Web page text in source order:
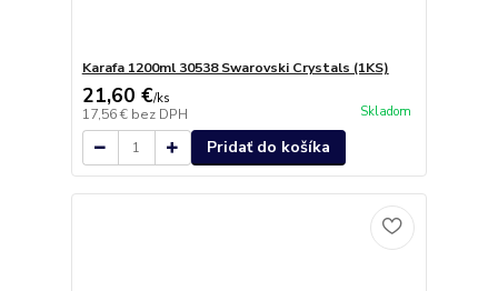
Karafa 1200ml 30538 Swarovski Crystals (1KS)
21,60 €/ks
17,56 € bez DPH Skladom
Pridať do košíka